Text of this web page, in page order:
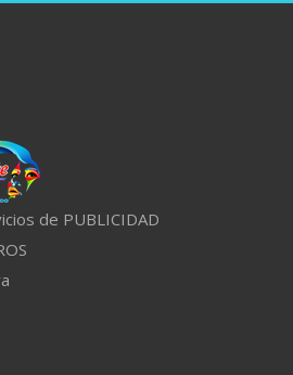
de PUBLICIDAD